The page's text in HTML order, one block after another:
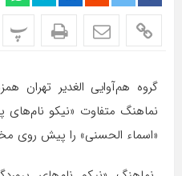
پ
گروه هم‌آوایی الغدیر تهران
نماهنگ متفاوت «نیکو نام‌های
«اسماء الحسنی» را پیش روی